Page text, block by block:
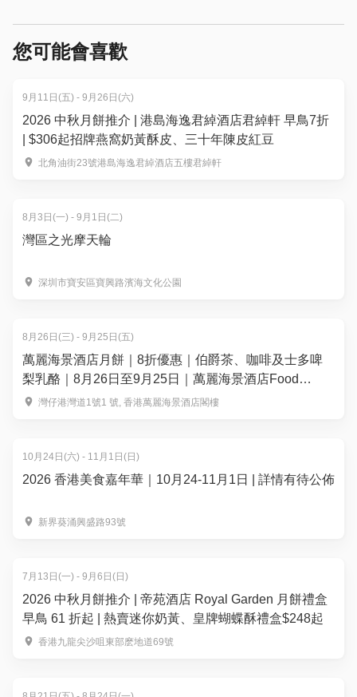
您可能會喜歡
9月11日(五) - 9月26日(六)
2026 中秋月餅推介 | 港島海逸君綽酒店君綽軒 早鳥7折
| $306起招牌燕窩奶黃酥皮、三十年陳皮紅豆
北角油街23號港島海逸君綽酒店五樓君綽軒
8月3日(一) - 9月1日(二)
灣區之光摩天輪
深圳市寶安區寶興路濱海文化公園
8月26日(三) - 9月25日(五)
萬麗海景酒店月餅｜8折優惠｜伯爵茶、咖啡及士多啤
梨乳酪｜8月26日至9月25日｜萬麗海景酒店Food
Studio
灣仔港灣道1號1 號, 香港萬麗海景酒店閣樓
10月24日(六) - 11月1日(日)
2026 香港美食嘉年華｜10月24-11月1日 | 詳情有待公佈
新界葵涌興盛路93號
7月13日(一) - 9月6日(日)
2026 中秋月餅推介 | 帝苑酒店 Royal Garden 月餅禮盒
早鳥 61 折起 | 熱賣迷你奶黃、皇牌蝴蝶酥禮盒$248起
香港九龍尖沙咀東部麽地道69號